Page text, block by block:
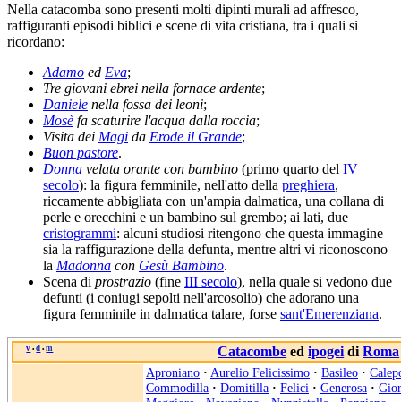
Nella catacomba sono presenti molti dipinti murali ad affresco,
raffiguranti episodi biblici e scene di vita cristiana, tra i quali si
ricordano:
Adamo ed Eva;
Tre giovani ebrei nella fornace ardente;
Daniele nella fossa dei leoni;
Mosè fa scaturire l'acqua dalla roccia;
Visita dei Magi da Erode il Grande;
Buon pastore.
Donna velata orante con bambino (primo quarto del IV
secolo): la figura femminile, nell'atto della preghiera,
riccamente abbigliata con un'ampia dalmatica, una collana di
perle e orecchini e un bambino sul grembo; ai lati, due
cristogrammi: alcuni studiosi ritengono che questa immagine
sia la raffigurazione della defunta, mentre altri vi riconoscono
la Madonna con Gesù Bambino.
Scena di prostrazio (fine III secolo), nella quale si vedono due
defunti (i coniugi sepolti nell'arcosolio) che adorano una
figura femminile in dalmatica talare, forse sant'Emerenziana.
v • d • m Catacombe edipogei diRoma
Aproniano · Aurelio Felicissimo · Basileo ·
Commodilla · Domitilla · Felici · Generosa ·